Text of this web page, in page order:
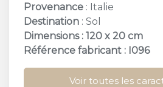
Provenance : Italie
Destination : Sol
Dimensions : 120 x 20 cm
Référence fabricant : I096
Voir toutes les